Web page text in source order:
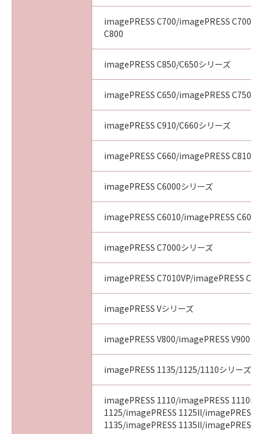
imagePRESS C700/imagePRESS C700L/
C800
imagePRESS C850/C650シリーズ
imagePRESS C650/imagePRESS C750/
imagePRESS C910/C660シリーズ
imagePRESS C660/imagePRESS C810/
imagePRESS C6000シリーズ
imagePRESS C6010/imagePRESS C6011
imagePRESS C7000シリーズ
imagePRESS C7010VP/imagePRESS
imagePRESS Vシリーズ
imagePRESS V800/imagePRESS V900
imagePRESS 1135/1125/1110シリーズ
imagePRESS 1110/imagePRESS 1110II/
1125/imagePRESS 1125II/imagePRESS
1135/imagePRESS 1135II/imagePRESS